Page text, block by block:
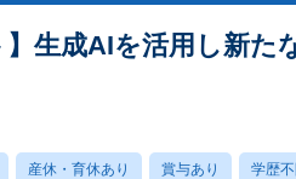
】生成AIを活用し新
産休・育休あり 賞与あり 学歴